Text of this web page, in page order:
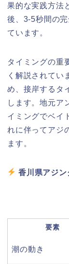
果的な実践方法
後、3-5秒間の
ています。
タイミングの重
く解説されてい
め、接岸するタ
します。地元ア
イミングでベイ
れに伴ってアジ
ます。
香川県アジ
要素
潮の動き